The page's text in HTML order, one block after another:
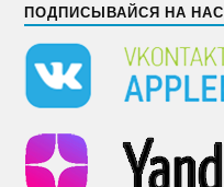
ПОДПИСЫВАЙСЯ НА НАС